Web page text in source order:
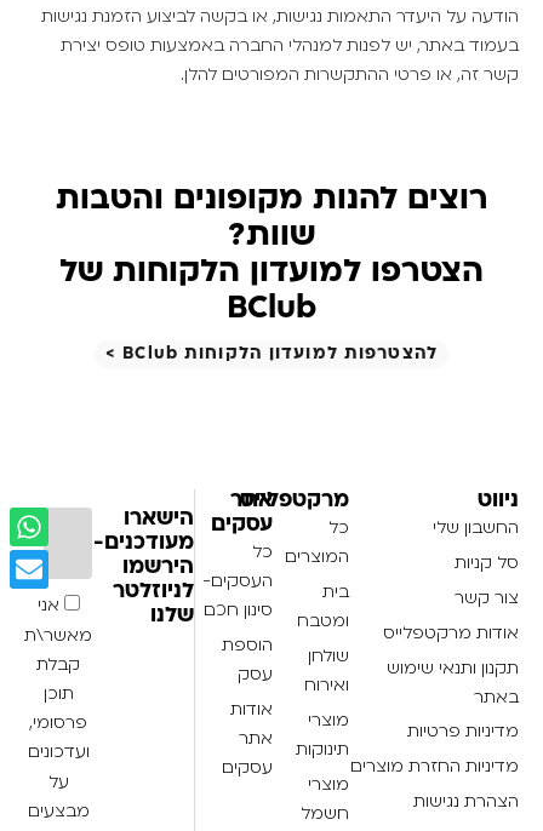
הודעה על היעדר התאמות נגישות, או בקשה לביצוע הזמנת נגישות
בעמוד באתר, יש לפנות למנהלי החברה באמצעות טופס יצירת
קשר זה, או פרטי ההתקשרות המפורטים להלן.
רוצים להנות מקופונים והטבות
שוות?
הצטרפו למועדון הלקוחות של
BClub
להצטרפות למועדון הלקוחות BClub >
ניווט
החשבון שלי
סל קניות
צור קשר
אודות מרקטפלייס
תקנון ותנאי שימוש
באתר
מדיניות פרטיות
מדיניות החזרת מוצרים
הצהרת נגישות
מרקטפלייס
כל
המוצרים
בית
ומטבח
שולחן
ואירוח
מוצרי
תינוקות
מוצרי
חשמל
אתר
עסקים
כל
העסקים-
סינון חכם
הוספת
עסק
אודות
אתר
עסקים
הישארו
מעודכנים-
הירשמו
לניוזלטר
שלנו
אני
מאשר\ת
קבלת
תוכן
פרסומי,
ועדכונים
על
מבצעים